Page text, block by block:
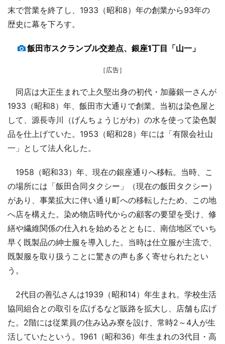
末で営業を終了し、1933（昭和8）年の創業から93年の
歴史に幕を下ろす。
飯田市スクランブル交差点、銀座1丁目「山一」
［広告］
同店は大正生まれで上久堅出身の初代・加藤銀一さんが
1933（昭和8）年、飯田市大通りで創業。当初は染色屋と
して、源長寺川（げんちょうじがわ）の水を使って染色製
品を仕上げていた。1953（昭和28）年には「有限会社山
一」として法人化した。
1958（昭和33）年、現在の銀座通りへ移転。当時、こ
の場所には「飯田合同タクシー」（現在の飯田タクシー）
があり、事業拡大に伴い通り町への移転したため、この地
へ店を構えた。染め物店時代からの顧客の要望を受け、修
繕や繊維関係の仕入れを始めるとともに、南信地区でいち
早く既製品の紳士服を導入した。当時は仕立服が主流で、
既製服を取り扱うことに驚きの声も多く寄せられたとい
う。
2代目の善弘さんは1939（昭和14）年生まれ。学校生活
協同組合との取引を広げるなど販路を拡大し、店舗も広げ
た。2階には従業員の住み込み寮を設け、常時2～4人が生
活していたという。1961（昭和36）年生まれの3代目・高